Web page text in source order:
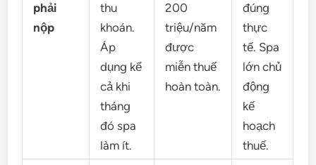
phải
nộp
thu
khoán.
Áp
dụng kể
cả khi
tháng
đó spa
làm ít.
200
triệu/năm
được
miễn thuế
hoàn toàn.
đúng
thực
tế. Spa
lớn chủ
động
kế
hoạch
thuế.